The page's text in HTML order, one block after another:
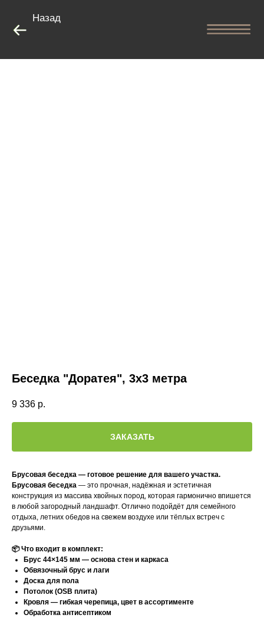
Назад
Беседка "Доратея", 3х3 метра
9 336 р.
ЗАКАЗАТЬ
Брусовая беседка — готовое решение для вашего участка.
Брусовая беседка — это прочная, надёжная и эстетичная
конструкция из массива хвойных пород, которая гармонично впишется
в любой загородный ландшафт. Отлично подойдёт для семейного
отдыха, летних обедов на свежем воздухе или тёплых встреч с
друзьями.
📦 Что входит в комплект:
Брус 44×145 мм — основа стен и каркаса
Обвязочный брус и лаги
Доска для пола
Потолок (OSB плита)
Кровля — гибкая черепица, цвет в ассортименте
Обработка антисептиком